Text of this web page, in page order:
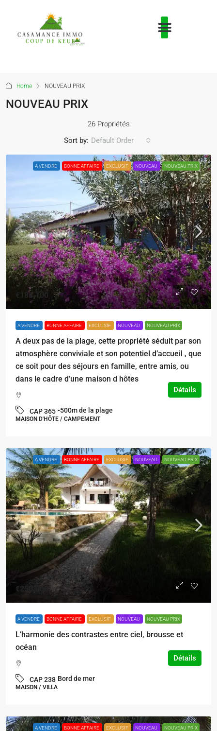
Home NOUVEAU PRIX
NOUVEAU PRIX
26 Propriétés
Sort by: Default Order
A VENDRE BONNE AFFAIRE EXCLUSIF NOUVEAU NOUVEAU PRIX
€188.100
A VENDRE BONNE AFFAIRE EXCLUSIF NOUVEAU NOUVEAU PRIX
A deux pas de la plage, cette propriété séduit par son
atmosphère conviviale et son potentiel d’accueil , que
ce soit pour des séjours en famille, entre amis, ou
dans le cadre d’une maison d hôtes
CAP 365 -500m de la plage
MAISON D'HÔTE / CAMPEMENT
Détails
A VENDRE BONNE AFFAIRE EXCLUSIF NOUVEAU NOUVEAU PRIX
€250.000
A VENDRE BONNE AFFAIRE EXCLUSIF NOUVEAU NOUVEAU PRIX
L’harmonie des contrastes entre ciel, brousse et
océan
CAP 238 Bord de mer
MAISON / VILLA
Détails
A VENDRE BONNE AFFAIRE EXCLUSIF NOUVEAU NOUVEAU PRIX